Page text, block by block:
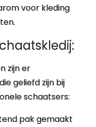
voor kleding
zijn er
geliefd zijn bij
schaatsers:
pak gemaakt